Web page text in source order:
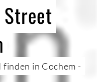
Street
in Cochem -